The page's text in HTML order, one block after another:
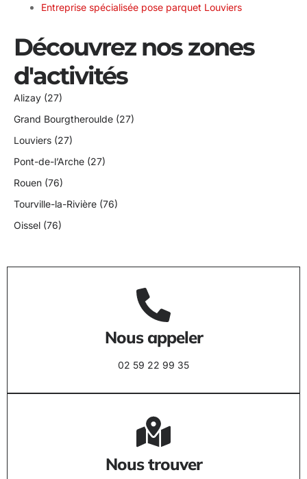
Entreprise spécialisée pose parquet Louviers
Découvrez nos zones
d'activités
Alizay (27)
Grand Bourgtheroulde (27)
Louviers (27)
Pont-de-l’Arche (27)
Rouen (76)
Tourville-la-Rivière (76)
Oissel (76)
Nous appeler
02 59 22 99 35
Nous trouver